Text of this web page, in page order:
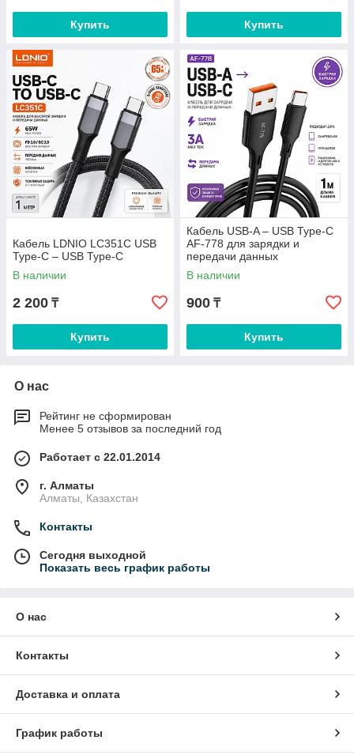
Купить Купить
Кабель LDNIO LC351C USB
Type-C – USB Type-C
В наличии
2 200 ₸
Купить
Кабель USB-A – USB Type-C
AF-778 для зарядки и
передачи данных
В наличии
900 ₸
Купить
О нас
Рейтинг не сформирован
Менее 5 отзывов за последний год
Работает с 22.01.2014
г. Алматы
Алматы, Казахстан
Контакты
Сегодня выходной
Показать весь график работы
О нас
Контакты
Доставка и оплата
График работы